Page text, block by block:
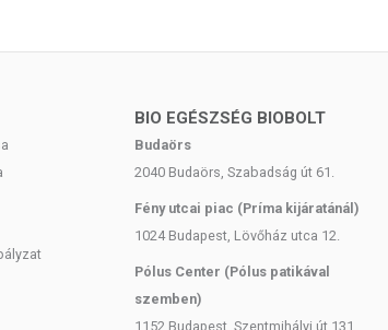
BIO EGÉSZSÉG BIOBOLT
Budaörs
2040 Budaörs, Szabadság út 61.
Fény utcai piac (Príma kijáratánál)
1024 Budapest, Lövőház utca 12.
Pólus Center (Pólus patikával
szemben)
1152 Budapest, Szentmihályi út 131.